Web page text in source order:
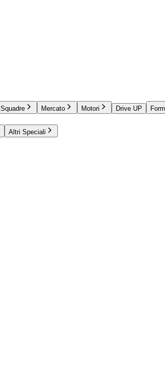
Squadre Mercato Motori Drive UP
Altri Speciali